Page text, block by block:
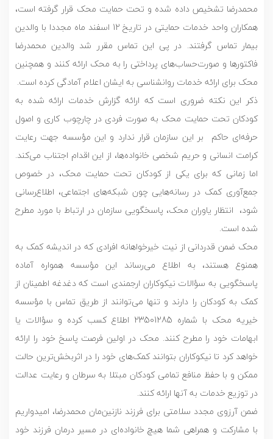
محمدرضا تشخیص داده شده و تحت حمایت محک قرار گرفته است،
همکاران واحد خدمات حمایتی در تاریخ 12 اسفند ماه مجددا با والدین
بیمار تماس گرفتند. در پی این تماس مقرر شد والدین محمدرضا
فاکتورها و صورت‌حساب‌های پرداختی را به محک ارائه کنند و همچنین
محک برای ارائه خدمات روانشناسی به ایشان اعلام آمادگی کرده است.
ذکر این نکته ضروری است که ارائه گزارش خدمات ارائه شده به
کودکان تحت حمایت محک به صورت فردی در چارچوب کاری و اصول
حرفه‌ای حاکم بر این سازمان قرار ندارد و این مؤسسه جهت رعایت
کرامت انسانی و حریم شخصی خانواده‌ها، از این اقدام اجتناب می‌کند.
اما زمانی که برای یکی از کودکان تحت حمایت محک، در خصوص
جمع‌آوری کمک در رسانه‌هایی چون شبکه‌های اجتماعی، اطلاع‌رسانی
‌شود، انتظار یاوران محک، پاسخگویی سازمان در ارتباط با مورد مطرح
شده است.
محک ضمن قدردانی از نیت خیرخواهانه افرادی که در اندیشه کمک به
همنوع هستند، به اطلاع می‌رساند این مؤسسه همواره آماده
پاسخگویی به سؤالات نیکوکاران ارجمندی است که دغدغه اطمینان از
کمک به کودکان را دارند و تنها می‌توانند از طریق تماس با مؤسسه
خیریه محک با شماره 23501285 اطلاع کسب کرده و سؤالات یا
ابهامات خود را مطرح کنند. محک در اولین فرصت پاسخ خود را ارائه
خواهد کرد تا نیکوکاران بتوانند کمک‌های خود را در اثربخش‌ترین حالت
ممکن و با حفظ منافع تمامی کودکان مبتلا به سرطان و رعایت عدالت
در توزیع خدمات به آنها ارائه کنند.
ضمن آرزوی مجدد سلامتی برای فرزند نازنین‌مان محمدرضا، امیدواریم
با مشارکت و همراهی شما هیچ خانواده‌ای در مسیر درمان فرزند خود